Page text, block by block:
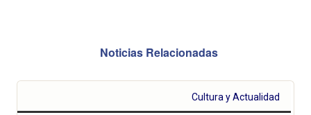
Noticias Relacionadas
Cultura y Actualidad